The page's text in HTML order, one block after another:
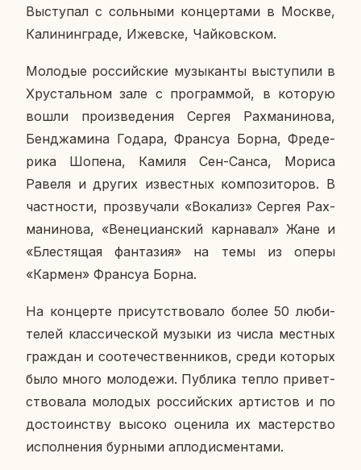
Вы­сту­пал с соль­ны­ми кон­цер­та­ми в Москве,
Ка­ли­нин­гра­де, Ижев­ске, Чай­ков­ском.
Мо­ло­дые рос­сий­ские му­зы­кан­ты вы­сту­пи­ли в
Хру­сталь­ном зале с про­грам­мой, в ко­то­рую
вошли про­из­ве­де­ния Сергея Рах­ма­ни­но­ва,
Бен­джа­ми­на Годара, Фран­с­уа Борна, Фре­де­
ри­ка Шопена, Камиля Сен-Санса, Мориса
Равеля и других из­вест­ных ком­по­зи­то­ров. В
част­но­сти, про­зву­ча­ли «Во­ка­лиз» Сергея Рах­
ма­ни­но­ва, «Ве­не­ци­ан­ский кар­на­вал» Жане и
«Бле­стя­щая фан­та­зия» на темы из оперы
«Кармен» Фран­с­уа Борна.
На кон­цер­те при­сут­ство­ва­ло более 50 лю­би­
те­лей клас­си­че­ской музыки из числа мест­ных
граж­дан и со­оте­че­ствен­ни­ков, среди ко­то­рых
было много мо­ло­де­жи. Пуб­ли­ка тепло при­вет­
ство­ва­ла мо­ло­дых рос­сий­ских ар­ти­стов и по
до­сто­ин­ству высоко оце­ни­ла их ма­стер­ство
ис­пол­не­ния бур­ны­ми ап­ло­дис­мен­та­ми.